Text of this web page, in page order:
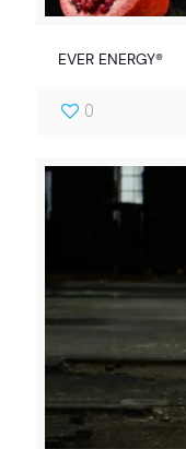
EVER ENERGY®
0